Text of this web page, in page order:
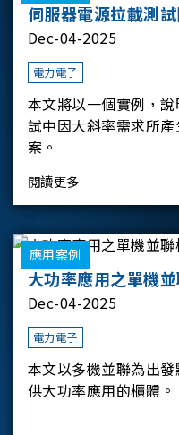
伺服器電源拉載測
Dec-04-2025
電力電子
本文將以一個實例，
試中因大斜率需求所
案。
閱讀更多
應用案例
大功率應用之單機
Dec-04-2025
電力電子
本文以多機並聯為出
供大功率應用的櫃體。